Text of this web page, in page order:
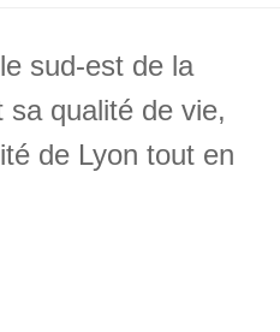
sud-est de la
sa qualité de vie,
de Lyon tout en